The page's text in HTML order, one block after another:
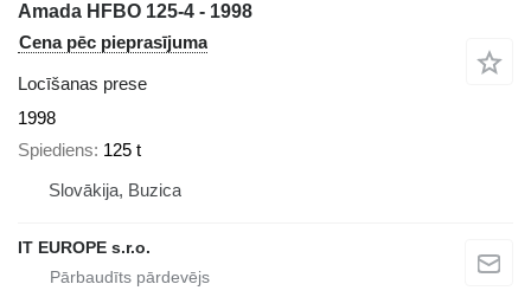
Amada HFBO 125-4 - 1998
Cena pēc pieprasījuma
Locīšanas prese
1998
Spiediens 125 t
Slovākija, Buzica
IT EUROPE s.r.o.